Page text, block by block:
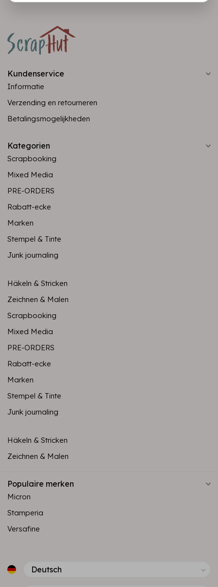
Kundenservice
Informatie
Verzending en retourneren
Betalingsmogelijkheden
Kategorien
Scrapbooking
Mixed Media
PRE-ORDERS
Rabatt-ecke
Marken
Stempel & Tinte
Junk journaling
Häkeln & Stricken
Zeichnen & Malen
Scrapbooking
Mixed Media
PRE-ORDERS
Rabatt-ecke
Marken
Stempel & Tinte
Junk journaling
Häkeln & Stricken
Zeichnen & Malen
Populaire merken
Micron
Stamperia
Versafine